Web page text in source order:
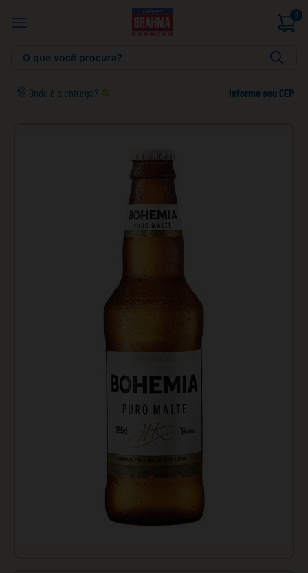
0
O que você procura?
Onde é a entrega? Informe seu CEP